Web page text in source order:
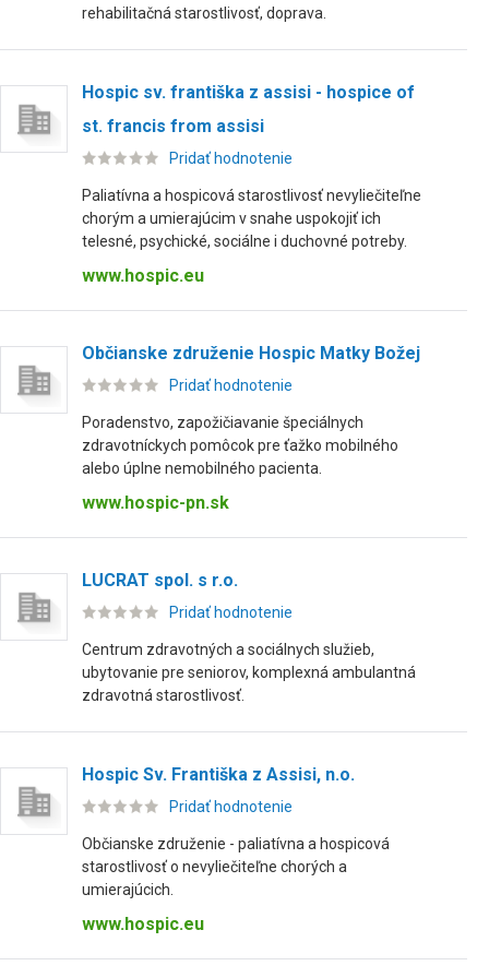
rehabilitačná starostlivosť, doprava.
Hospic sv. františka z assisi - hospice of
st. francis from assisi
Pridať hodnotenie
Paliatívna a hospicová starostlivosť nevyliečiteľne
chorým a umierajúcim v snahe uspokojiť ich
telesné, psychické, sociálne i duchovné potreby.
www.hospic.eu
Občianske združenie Hospic Matky Božej
Pridať hodnotenie
Poradenstvo, zapožičiavanie špeciálnych
zdravotníckych pomôcok pre ťažko mobilného
alebo úplne nemobilného pacienta.
www.hospic-pn.sk
LUCRAT spol. s r.o.
Pridať hodnotenie
Centrum zdravotných a sociálnych služieb,
ubytovanie pre seniorov, komplexná ambulantná
zdravotná starostlivosť.
Hospic Sv. Františka z Assisi, n.o.
Pridať hodnotenie
Občianske združenie - paliatívna a hospicová
starostlivosť o nevyliečiteľne chorých a
umierajúcich.
www.hospic.eu